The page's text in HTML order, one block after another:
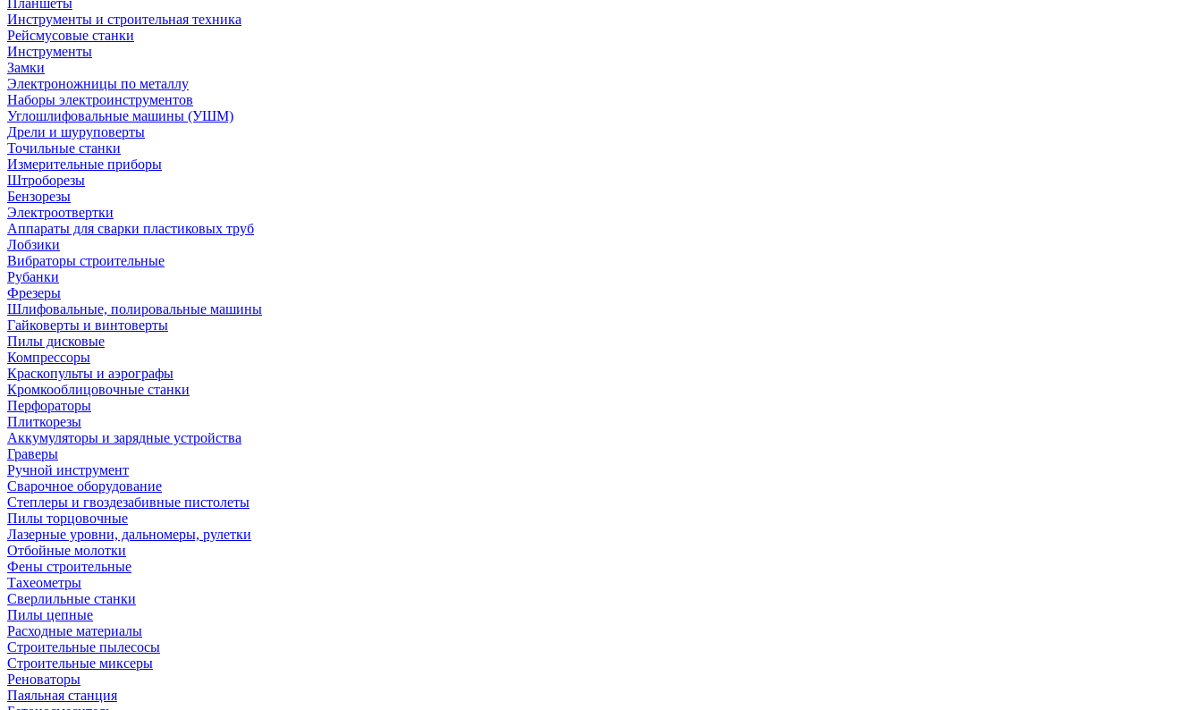
Планшеты
Инструменты и строительная техника
Рейсмусовые станки
Инструменты
Замки
Электроножницы по металлу
Наборы электроинструментов
Углошлифовальные машины (УШМ)
Дрели и шуруповерты
Точильные станки
Измерительные приборы
Штроборезы
Бензорезы
Электроотвертки
Аппараты для сварки пластиковых труб
Лобзики
Вибраторы строительные
Рубанки
Фрезеры
Шлифовальные, полировальные машины
Гайковерты и винтоверты
Пилы дисковые
Компрессоры
Краскопульты и аэрографы
Кромкооблицовочные станки
Перфораторы
Плиткорезы
Аккумуляторы и зарядные устройства
Граверы
Ручной инструмент
Сварочное оборудование
Степлеры и гвоздезабивные пистолеты
Пилы торцовочные
Лазерные уровни, дальномеры, рулетки
Отбойные молотки
Фены строительные
Тахеометры
Сверлильные станки
Пилы цепные
Расходные материалы
Строительные пылесосы
Строительные миксеры
Реноваторы
Паяльная станция